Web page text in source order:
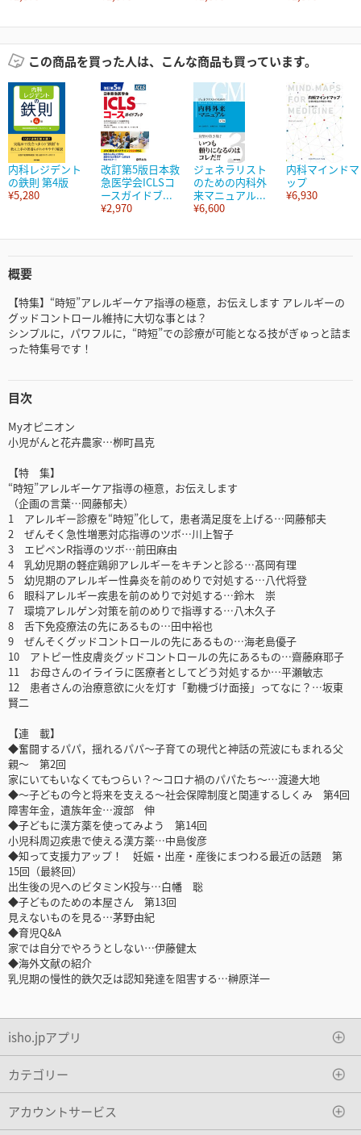
この商品を買った人は、こんな商品も買っています。
内科レジデント
の鉄則 第4版
¥5,280
改訂第5版日本救
急医学会ICLSコ
ースガイドブ...
¥2,970
ジェネラリスト
のための内科外
来マニュアル...
¥6,600
内科マインドマ
ップ
¥6,930
概要
【特集】“時短”アレルギーケア指導の極意，お伝えします アレルギーの
グッドコントロール維持に大切な事とは？
シンプルに，パワフルに，“時短”での診療が可能となる技がぎゅっと詰ま
った特集号です！
目次
Myオピニオン
小児がんと花卉農家…栁町昌克
【特 集】
“時短”アレルギーケア指導の極意，お伝えします
（企画の言葉…岡藤郁夫）
1 アレルギー診療を“時短”化して，患者満足度を上げる…岡藤郁夫
2 ぜんそく急性増悪対応指導のツボ…川上智子
3 エピペンR指導のツボ…前田麻由
4 乳幼児期の軽症鶏卵アレルギーをキチンと診る…髙岡有理
5 幼児期のアレルギー性鼻炎を前のめりで対処する…八代将登
6 眼科アレルギー疾患を前のめりで対処する…鈴木 崇
7 環境アレルゲン対策を前のめりで指導する…八木久子
8 舌下免疫療法の先にあるもの…田中裕也
9 ぜんそくグッドコントロールの先にあるもの…海老島優子
10 アトピー性皮膚炎グッドコントロールの先にあるもの…齋藤麻耶子
11 お母さんのイライラに医療者としてどう対処するか…平瀬敏志
12 患者さんの治療意欲に火を灯す「動機づけ面接」ってなに？…坂東
賢二
【連 載】
◆奮闘するパパ，揺れるパパ～子育ての現代と神話の荒波にもまれる父
親～ 第2回
家にいてもいなくてもつらい？～コロナ禍のパパたち～…渡邊大地
◆～子どもの今と将来を支える～社会保障制度と関連するしくみ 第4回
障害年金，遺族年金…渡部 伸
◆子どもに漢方薬を使ってみよう 第14回
小児科周辺疾患で使える漢方薬…中島俊彦
◆知って支援力アップ！ 妊娠・出産・産後にまつわる最近の話題 第
15回（最終回）
出生後の児へのビタミンK投与…白幡 聡
◆子どものための本屋さん 第13回
見えないものを見る…茅野由紀
◆育児Q&A
家では自分でやろうとしない…伊藤健太
◆海外文献の紹介
乳児期の慢性的鉄欠乏は認知発達を阻害する…榊原洋一
isho.jpアプリ
カテゴリー
アカウントサービス